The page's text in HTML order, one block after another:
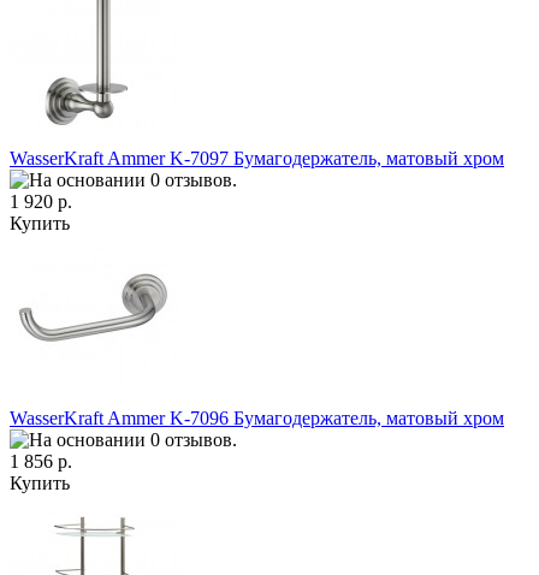
WasserKraft Ammer K-7097 Бумагодержатель, матовый хром
1 920 р.
Купить
WasserKraft Ammer K-7096 Бумагодержатель, матовый хром
1 856 р.
Купить